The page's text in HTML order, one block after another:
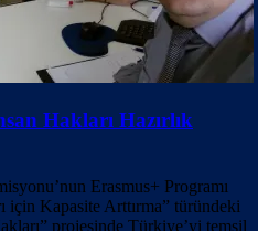
Hakları Hazırlık
Erasmus+ Programı
için Kapasite Arttırma” türündeki
projesinde Türkiye’yi temsil